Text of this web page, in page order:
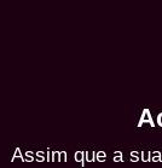
Assim que a